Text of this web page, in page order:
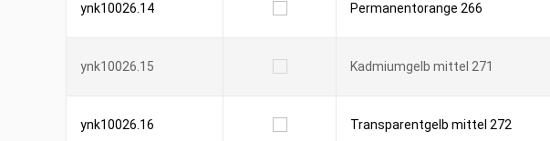
ynk10026.14 Permanentorange 266
ynk10026.15 Kadmiumgelb mittel 271
ynk10026.16 Transparentgelb mittel 272